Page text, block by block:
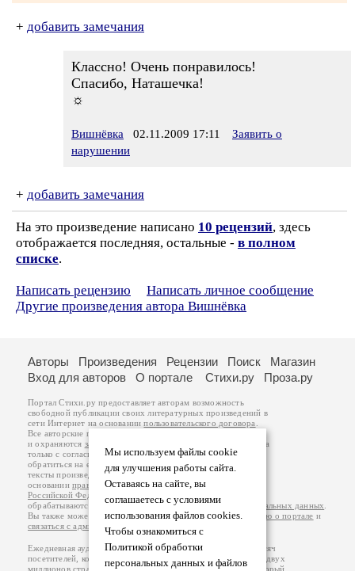
+ добавить замечания
Классно! Очень понравилось!
Спасибо, Наташечка!
☼
Вишнёвка 02.11.2009 17:11
Заявить о
нарушении
+ добавить замечания
На это произведение написано 10 рецензий, здесь
отображается последняя, остальные - в полном
списке.
Написать рецензию
Написать личное сообщение
Другие произведения автора Вишнёвка
Мы используем файлы cookie
для улучшения работы сайта.
Оставаясь на сайте, вы
соглашаетесь с условиями
использования файлов cookies.
Чтобы ознакомиться с
Политикой обработки
персональных данных и файлов
Авторы Произведения Рецензии Поиск
Магазин
Вход для авторов
О портале Стихи.ру Проза.ру
Портал Стихи.ру предоставляет авторам возможность
свободной публикации своих литературных произведений в
сети Интернет на основаниипользовательского договора
Все авторские права на произведения принадлежат авторам
и охраняются законом
. Перепечатка произведений возможна
только с согласия его автора, к которому вы можете
обратиться на его авторской странице. Ответственность за
тексты произведений авторы несут самостоятельно на
основанииправил публикацииизаконодательства
Российской Федерации
обрабатываются на основанииПолитики обработки персональных данных
Вы также можете посмотреть более подробнуюинформацию о портале и
связаться с администрацией
Ежедневная аудитория портала Стихи.ру – порядка 200 тысяч
посетителей, которые в общей сумме просматривают более двух
миллионов страниц по данным счетчика посещаемости, который